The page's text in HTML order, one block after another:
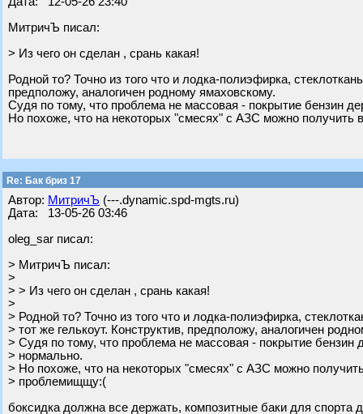
МитричЪ писал:
> Из чего он сделан , срань какая!
Родной то? Точно из того что и лодка-полиэфирка,
предположу, аналогичен родному ямаховскому.
Судя по тому, что проблема не массовая - покрытие бензин
Но похоже, что на некоторых "смесях" с АЗС можно получить
Re: Бак бриз 17
Автор: МитричЪ (---.dynamic.spd-mgts.ru)
Дата: 13-05-26 03:46
oleg_sar писал:
> МитричЪ писал:
>
> > Из чего он сделан , срань какая!
>
> Родной то? Точно из того что и лодка-полиэфирка,
> тот же гелькоут. Конструктив, предположу, аналогичен
> Судя по тому, что проблема не массовая - покрытие бензин
> нормально.
> Но похоже, что на некоторых "смесях" с АЗС можно
> проблемищщу:(
боксидка должна все держать, композитные баки для